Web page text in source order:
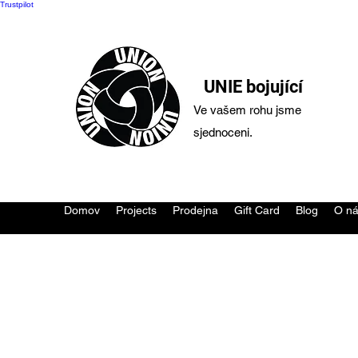
Trustpilot
UNIE bojující
Ve vašem rohu jsme
sjednoceni.
Domov Projects Prodejna Gift Card Blog O